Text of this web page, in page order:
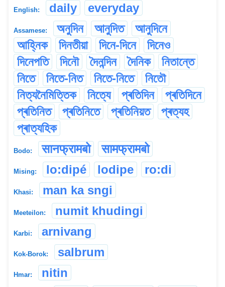
English: daily everyday
Assamese: অনুদিন আনুদিত
আনুদিনে
আহ্নিক
দিনতীয়া দিনে-দিনে
দিনেও
দিনেপতি
দিনৌ দৈনন্দিন দৈনিক
নিতান্তে
নিতে
নিতে-নিত নিতে-নিতে
নিতৌ
নিত্যনৈমিত্তিক
নিত্যে প্ৰতিদিন
প্ৰতিদিনে
প্ৰতিনিত
প্ৰতিনিতে প্ৰতিনিয়ত
প্ৰত্যহ
প্ৰাত্যহিক
Bodo: सानफ्रामबो सामफ्रामबो
Mising: lo:dipé lodipe ro:di
Khasi: man ka sngi
Meeteilon: numit khudingi
Karbi: arnivang
Kok-Borok: salbrum
Hmar:
nitin